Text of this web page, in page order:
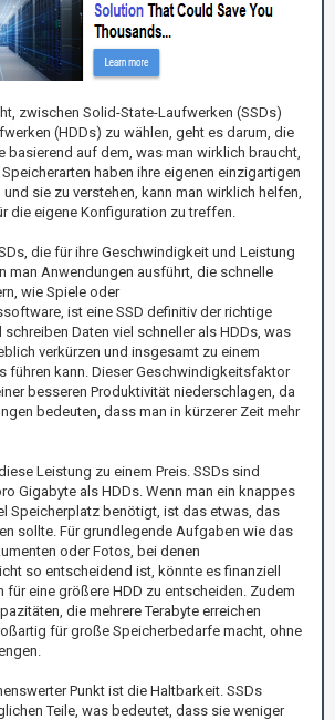
zwischen Solid-State-Laufwerken (SSDs)
(HDDs) zu wählen, geht es darum, die
basierend auf dem, was man wirklich braucht,
haben ihre eigenen einzigartigen
sie zu verstehen, kann man wirklich helfen,
die eigene Konfiguration zu treffen.
die für ihre Geschwindigkeit und Leistung
man Anwendungen ausführt, die schnelle
wie Spiele oder
ist eine SSD definitiv der richtige
schreiben Daten viel schneller als HDDs, was
verkürzen und insgesamt zu einem
führen kann. Dieser Geschwindigkeitsfaktor
besseren Produktivität niederschlagen, da
bedeuten, dass man in kürzerer Zeit mehr
Leistung zu einem Preis. SSDs sind
Gigabyte als HDDs. Wenn man ein knappes
Speicherplatz benötigt, ist das etwas, das
sollte. Für grundlegende Aufgaben wie das
oder Fotos, bei denen
so entscheidend ist, könnte es finanziell
für eine größere HDD zu entscheiden. Zudem
die mehrere Terabyte erreichen
für große Speicherbedarfe macht, ohne
Punkt ist die Haltbarkeit. SSDs
Teile, was bedeutet, dass sie weniger